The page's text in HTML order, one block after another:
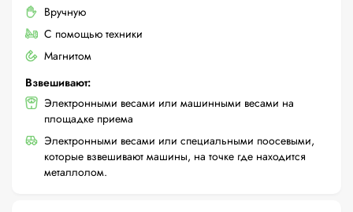
Вручную
С помощью техники
Магнитом
Взвешивают:
Электронными весами или машинными весами на
площадке приема
Электронными весами или специальными поосевыми,
которые взвешивают машины, на точке где находится
металлолом.